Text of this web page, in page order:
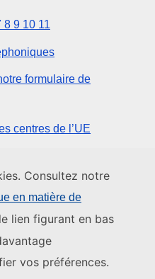
Consultez notre
en matière de
lien figurant en bas
vos préférences.
8 9 10 11
formulaire de
centres de l’UE
de l’UE